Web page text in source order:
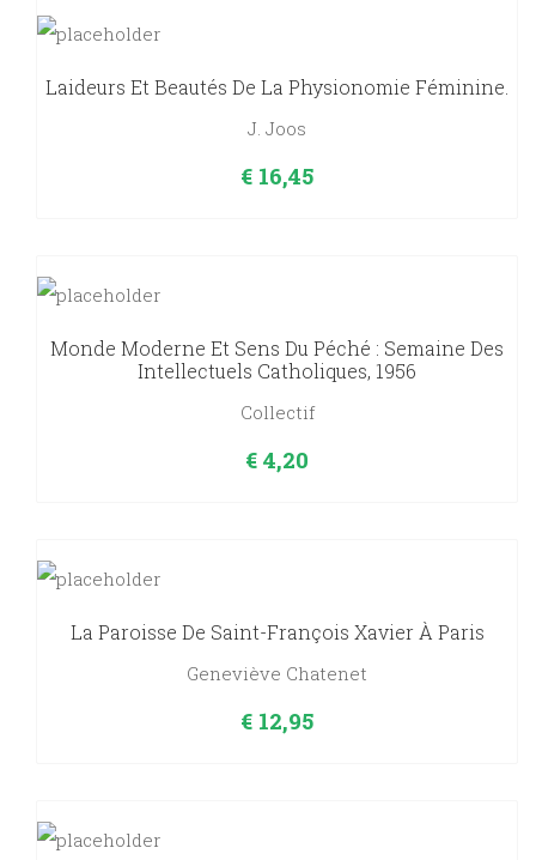
Laideurs Et Beautés De La Physionomie Féminine.
J. Joos
€ 16,45
Monde Moderne Et Sens Du Péché : Semaine Des
Intellectuels Catholiques, 1956
Collectif
€ 4,20
La Paroisse De Saint-François Xavier À Paris
Geneviève Chatenet
€ 12,95